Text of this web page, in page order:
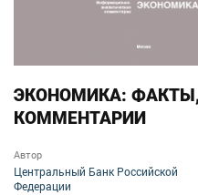
ЭКОНОМИКА:
КОММЕНТАРИИ
Автор
Центральный Банк Российской
Федерации